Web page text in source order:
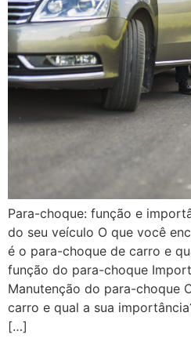
Para-choque: função e
do seu veículo O que você
é o para-choque de carro e
função do para-choque
Manutenção do para-choque
carro e qual a sua
[…]